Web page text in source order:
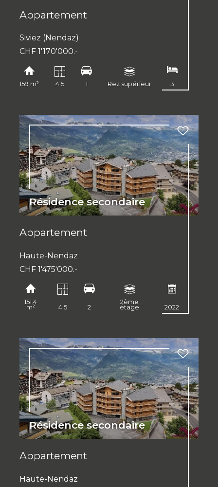
Appartement
Siviez (Nendaz)
CHF 1'170'000.-
159 m² 4.5 1 Rez supérieur 3
Résidence secondaire
Appartement
Haute-Nendaz
CHF 1'475'000.-
151.4
m² 4.5 2
2ème
étage 2022
Résidence secondaire
Appartement
Haute-Nendaz